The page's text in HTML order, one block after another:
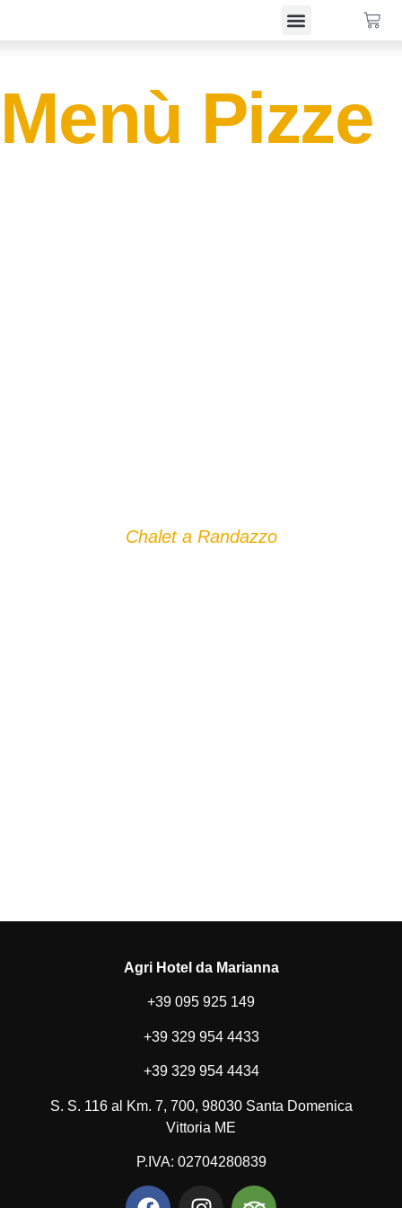
Menù Pizze
Chalet a Randazzo
Agri Hotel da Marianna
+39 095 925 149
+39 329 954 4433
+39 329 954 4434
S. S. 116 al Km. 7, 700, 98030 Santa Domenica
Vittoria ME
P.IVA: 02704280839